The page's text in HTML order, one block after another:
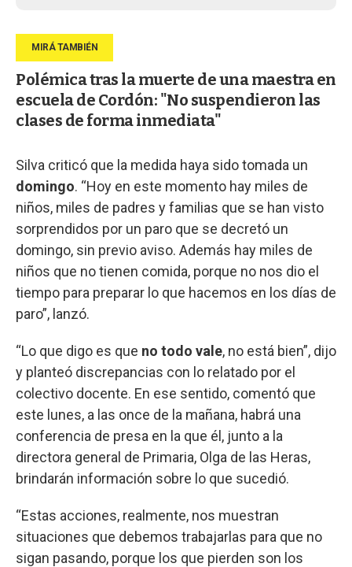
Polémica tras la muerte de una maestra en
escuela de Cordón: "No suspendieron las
clases de forma inmediata"
Silva criticó que la medida haya sido tomada un
domingo. “Hoy en este momento hay miles de
niños, miles de padres y familias que se han visto
sorprendidos por un paro que se decretó un
domingo, sin previo aviso. Además hay miles de
niños que no tienen comida, porque no nos dio el
tiempo para preparar lo que hacemos en los días de
paro”, lanzó.
“Lo que digo es que no todo vale, no está bien”, dijo
y planteó discrepancias con lo relatado por el
colectivo docente. En ese sentido, comentó que
este lunes, a las once de la mañana, habrá una
conferencia de presa en la que él, junto a la
directora general de Primaria, Olga de las Heras,
brindarán información sobre lo que sucedió.
“Estas acciones, realmente, nos muestran
situaciones que debemos trabajarlas para que no
sigan pasando, porque los que pierden son los